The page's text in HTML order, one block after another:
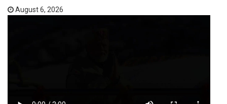
August 6, 2026